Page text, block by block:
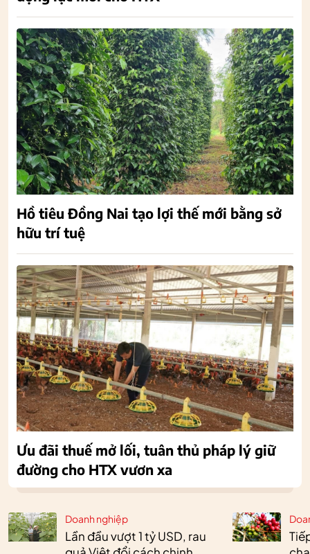
Doanh nghiệp
Lần đầu vượt 1 tỷ USD, rau
Hồ tiêu Đồng Nai tạo lợi thế mới bằng sở
hữu trí tuệ
Ưu đãi thuế mở lối, tuân thủ pháp lý giữ
đường cho HTX vươn xa